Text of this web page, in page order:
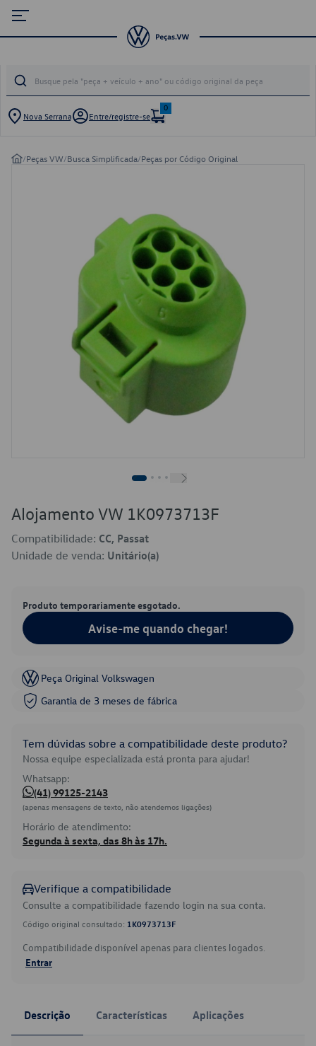
Nova Serrana Entre/registre-se
0
/Peças VW/Busca Simplificada/Peças por Código Original
Alojamento VW 1K0973713F
Compatibilidade: CC, Passat
Unidade de venda: Unitário(a)
Produto temporariamente esgotado.
Avise-me quando chegar!
Peça Original Volkswagen
Garantia de 3 meses de fábrica
Tem dúvidas sobre a compatibilidade deste produto?
Nossa equipe especializada está pronta para ajudar!
Whatsapp:
(41) 99125-2143
(apenas mensagens de texto, não atendemos ligações)
Horário de atendimento:
Segunda à sexta, das 8h às 17h.
Verifique a compatibilidade
Consulte a compatibilidade fazendo login na sua conta.
Código original consultado: 1K0973713F
Compatibilidade disponível apenas para clientes logados.
Entrar
Descrição Características Aplicações